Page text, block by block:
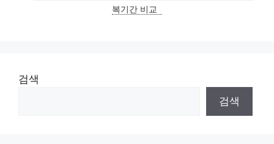
복기간 비교
검색
검색